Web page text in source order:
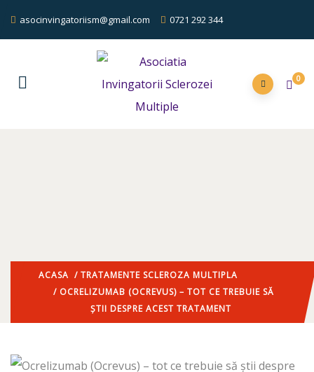
asocinvingatoriism@gmail.com 0721 292 344
0
ACASA / TRATAMENTE SCLEROZA MULTIPLA
/ OCRELIZUMAB (OCREVUS) – TOT CE TREBUIE SĂ
ȘTII DESPRE ACEST TRATAMENT